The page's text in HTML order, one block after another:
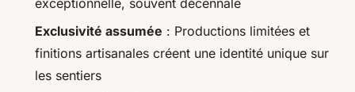
exceptionnelle, souvent décennale
Exclusivité assumée : Productions limitées et
finitions artisanales créent une identité unique sur
les sentiers